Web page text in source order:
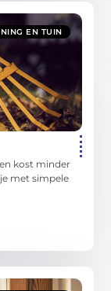
EN TUIN
kost minder
met simpele